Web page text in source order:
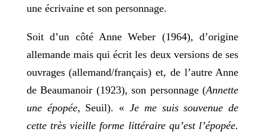
une écrivaine et son personnage.
Soit d’un côté Anne Weber (1964), d’origine
allemande mais qui écrit les deux versions de ses
ouvrages (allemand/français) et, de l’autre Anne
de Beaumanoir (1923), son personnage (Annette
une épopée, Seuil). «Je me suis souvenue de
cette très vieille forme littéraire qu’est l’épopée.